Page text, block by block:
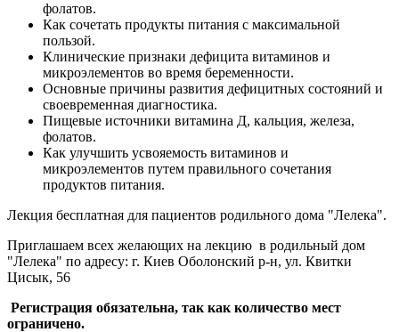
фолатов.
Как сочетать продукты питания с максимальной
пользой.
Клинические признаки дефицита витаминов и
микроэлементов во время беременности.
Основные причины развития дефицитных состояний и
своевременная диагностика.
Пищевые источники витамина Д, кальция, железа,
фолатов.
Как улучшить усвояемость витаминов и
микроэлементов путем правильного сочетания
продуктов питания.
Лекция бесплатная для пациентов родильного дома "Лелека".
Приглашаем всех желающих на лекцию в родильный дом
"Лелека" по адресу: г. Киев Оболонский р-н, ул. Квитки
Цисык, 56
Регистрация обязательна, так как количество мест
ограничено.